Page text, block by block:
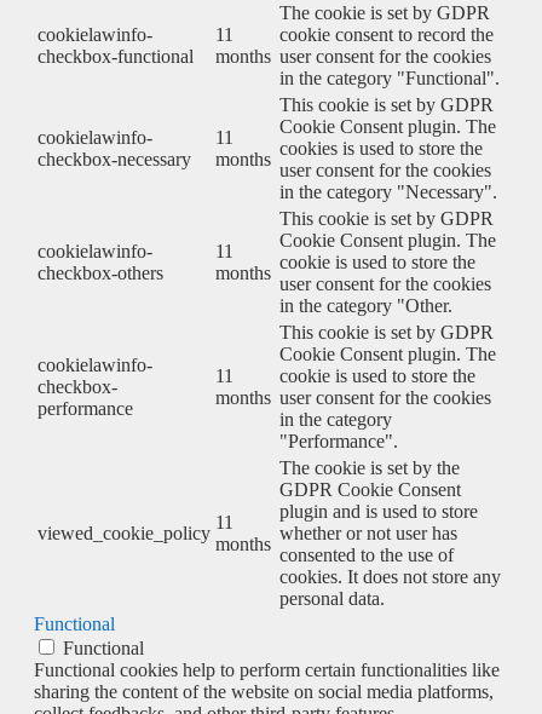
cookielawinfo-
checkbox-functional
11
months
The cookie is set by GDPR
cookie consent to record the
user consent for the cookies
in the category "Functional".
cookielawinfo-
checkbox-necessary
11
months
This cookie is set by GDPR
Cookie Consent plugin. The
cookies is used to store the
user consent for the cookies
in the category "Necessary".
cookielawinfo-
checkbox-others
11
months
This cookie is set by GDPR
Cookie Consent plugin. The
cookie is used to store the
user consent for the cookies
in the category "Other.
cookielawinfo-
checkbox-
performance
11
months
This cookie is set by GDPR
Cookie Consent plugin. The
cookie is used to store the
user consent for the cookies
in the category
"Performance".
viewed_cookie_policy
11
months
The cookie is set by the
GDPR Cookie Consent
plugin and is used to store
whether or not user has
consented to the use of
cookies. It does not store any
personal data.
Functional
Functional
Functional cookies help to perform certain functionalities like
sharing the content of the website on social media platforms,